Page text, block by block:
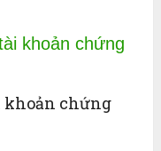
khoản chứng